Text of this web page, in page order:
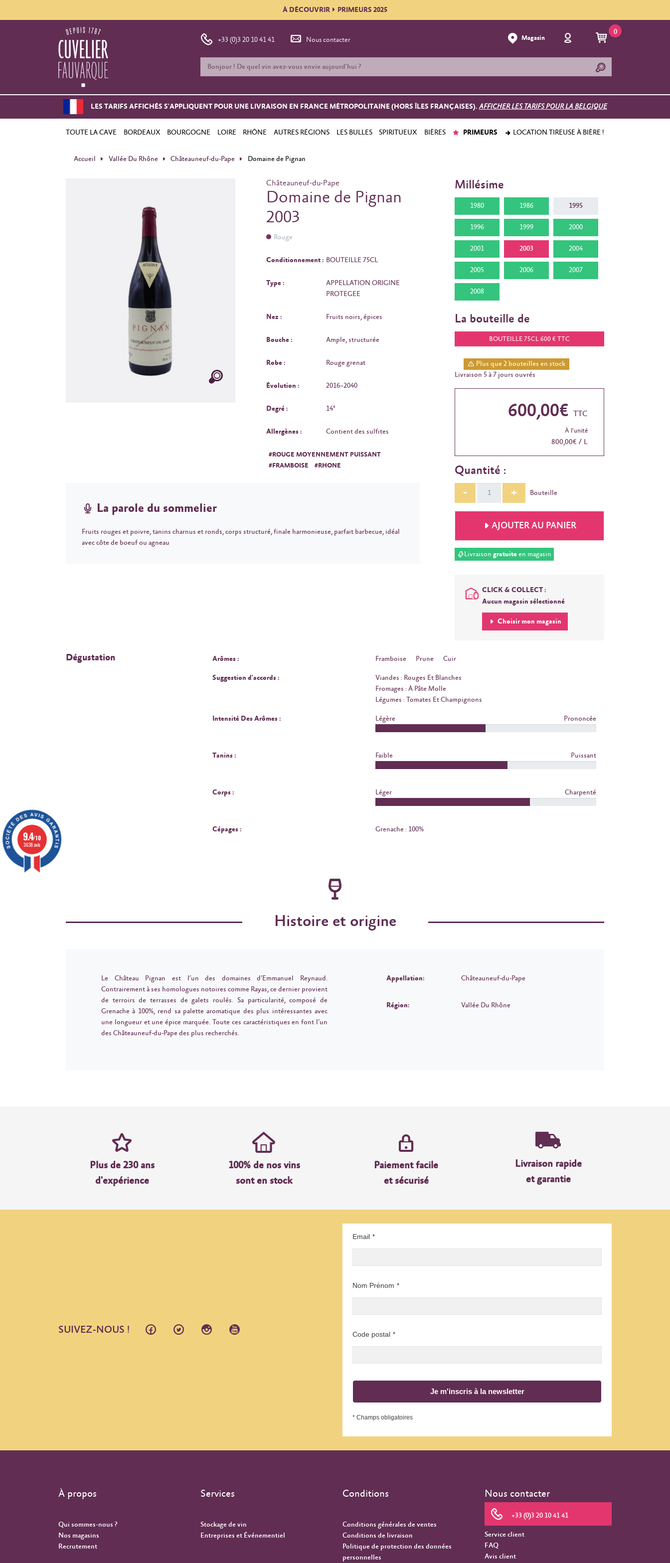
À DÉCOUVRIR PRIMEURS 2025
+33 (0)3 20 10 41 41 Nous contacter Magasin
0
LES TARIFS AFFICHÉS S'APPLIQUENT POUR UNE LIVRAISON EN FRANCE MÉTROPOLITAINE (HORS ÎLES FRANÇAISES).AFFICHER LES TARIFS POUR LA BELGIQUE
TOUTE LA CAVE BORDEAUX BOURGOGNE LOIRE RHÔNE AUTRES RÉGIONS LES BULLES SPIRITUEUX BIÈRES PRIMEURS LOCATION TIREUSE À BIÈRE !
Accueil Vallée Du Rhône Châteauneuf-du-Pape Domaine de Pignan
Châteauneuf-du-Pape
Domaine de Pignan
2003
Rouge
Conditionnement : BOUTEILLE 75CL
Type :
APPELLATION ORIGINE
PROTEGEE
Nez : Fruits noirs, épices
Bouche : Ample, structurée
Robe : Rouge grenat
Évolution : 2016–2040
Degré : 14°
Allergènes : Contient des sulfites
#ROUGE MOYENNEMENT PUISSANT
#FRAMBOISE
#RHONE
La parole du sommelier
Fruits rouges et poivre, tanins charnus et ronds, corps structuré, finale harmonieuse, parfait barbecue, idéal
avec côte de boeuf ou agneau
Millésime
1980 1986 1995
1996 1999 2000
2001 2003 2004
2005 2006 2007
2008
La bouteille de
BOUTEILLE 75CL 600 € TTC
Plus que 2 bouteilles en stock
Livraison 5 à 7 jours ouvrés
600,00€ TTC
À l'unité
800,00€ / L
Quantité :
-
+ Bouteille
AJOUTER AU PANIER
Livraison gratuiteen magasin
CLICK & COLLECT :
Aucun magasin sélectionné
Choisir mon magasin
Dégustation Arômes : Framboise Prune Cuir
Suggestion d'accords :
Viandes : Rouges Et Blanches
Fromages : À Pâte Molle
Légumes : Tomates Et Champignons
Intensité Des Arômes : Légère Prononcée
Tanins : Faible Puissant
Corps : Léger Charpenté
Cépages : Grenache : 100%
Histoire et origine
Le Château Pignan est l’un des domaines d’Emmanuel Reynaud.
Contrairement à ses homologues notoires comme Rayas, ce dernier provient
de terroirs de terrasses de galets roulés. Sa particularité, composé de
Grenache à 100%, rend sa palette aromatique des plus intéressantes avec
une longueur et une épice marquée. Toute ces caractéristiques en font l’un
des Châteauneuf-du-Pape des plus recherchés.
Appellation: Châteauneuf-du-Pape
Région: Vallée Du Rhône
Plus de 230 ans
d'expérience
100% de nos vins
sont en stock
Paiement facile
et sécurisé
Livraison rapide
et garantie
SUIVEZ-NOUS !
Email *
Nom Prénom *
Code postal *
Je m'inscris à la newsletter
* Champs obligatoires
À propos
Qui sommes-nous ?
Nos magasins
Recrutement
Services
Stockage de vin
Entreprises et Événementiel
Conditions
Conditions générales de ventes
Conditions de livraison
Politique de protection des données
personnelles
Nous contacter
+33 (0)3 20 10 41 41
Service client
FAQ
Avis client
9.4/10
3638 avis